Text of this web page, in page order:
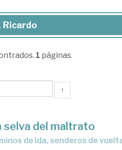
Ricardo
1 páginas.
↑
selva del maltrato
de ida, senderos de